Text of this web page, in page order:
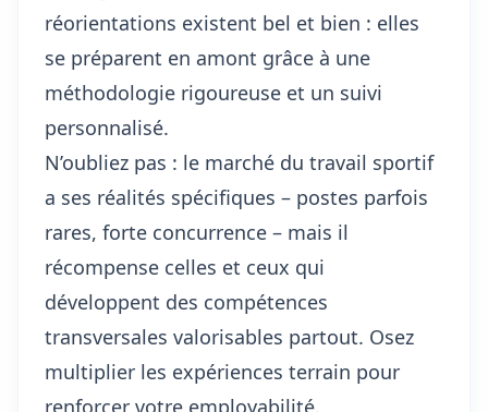
réorientations existent bel et bien : elles
se préparent en amont grâce à une
méthodologie rigoureuse et un suivi
personnalisé.
N’oubliez pas : le marché du travail sportif
a ses réalités spécifiques – postes parfois
rares, forte concurrence – mais il
récompense celles et ceux qui
développent des compétences
transversales valorisables partout. Osez
multiplier les expériences terrain pour
renforcer votre employabilité.